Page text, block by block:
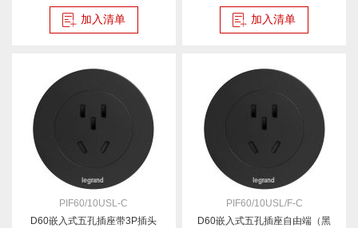
加入清单 加入清单
PIF60/10USL-C
D60嵌入式五孔插座带3P插头
PIF60/10USL/F-C
D60嵌入式五孔插座自由端（黑